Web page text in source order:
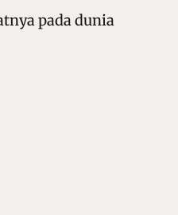
pada dunia